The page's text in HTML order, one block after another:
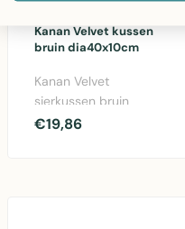
Kanan Velvet kussen
bruin dia40x10cm
Kanan Velvet
sierkussen bruin
diameter 40cm. Luxe
€19,86